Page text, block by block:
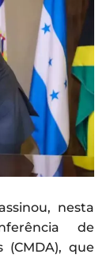
nesta
de
(CMDA), que